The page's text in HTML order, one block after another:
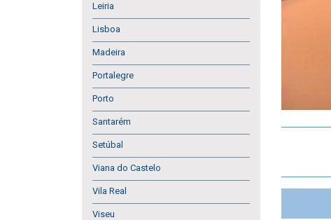
Leiria
Lisboa
Madeira
Portalegre
Porto
Santarém
Setúbal
Viana do Castelo
Vila Real
Viseu